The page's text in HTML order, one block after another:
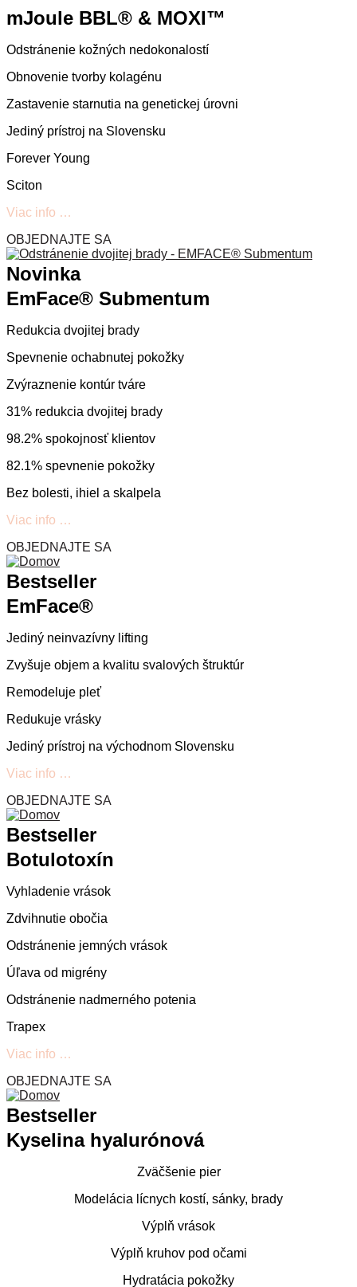
mJoule BBL® & MOXI™
Odstránenie kožných nedokonalostí
Obnovenie tvorby kolagénu
Zastavenie starnutia na genetickej úrovni
Jediný prístroj na Slovensku
Forever Young
Sciton
Viac info …
OBJEDNAJTE SA
Novinka
EmFace® Submentum
Redukcia dvojitej brady
Spevnenie ochabnutej pokožky
Zvýraznenie kontúr tváre
31% redukcia dvojitej brady
98.2% spokojnosť klientov
82.1% spevnenie pokožky
Bez bolesti, ihiel a skalpela
Viac info …
OBJEDNAJTE SA
Bestseller
EmFace®
Jediný neinvazívny lifting
Zvyšuje objem a kvalitu svalových štruktúr
Remodeluje pleť
Redukuje vrásky
Jediný prístroj na východnom Slovensku
Viac info …
OBJEDNAJTE SA
Bestseller
Botulotoxín
Vyhladenie vrások
Zdvihnutie obočia
Odstránenie jemných vrások
Úľava od migrény
Odstránenie nadmerného potenia
Trapex
Viac info …
OBJEDNAJTE SA
Bestseller
Kyselina hyalurónová
Zväčšenie pier
Modelácia lícnych kostí, sánky, brady
Výplň vrások
Výplň kruhov pod očami
Hydratácia pokožky